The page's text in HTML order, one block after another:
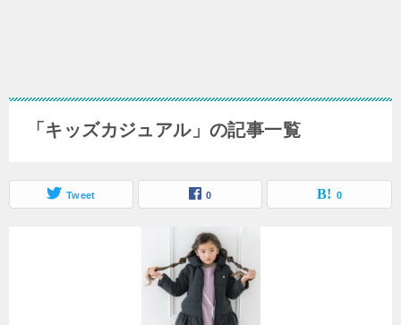
「キッズカジュアル」の記事一覧
Tweet 0 0